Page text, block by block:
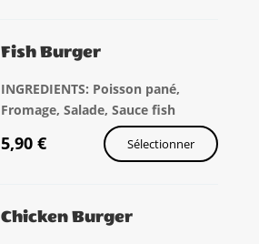
Fish Burger
INGREDIENTS: Poisson pané,
Fromage, Salade, Sauce fish
5,90 € Sélectionner
Chicken Burger